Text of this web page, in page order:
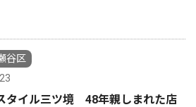
谷区
タイル三ツ境 48年親しまれた店